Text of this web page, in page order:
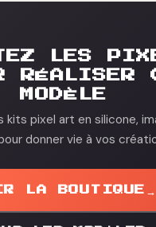
LES
RÉALISER
MODÈLE
kits pixel art en silicone,
donner vie à vos
LA BOUTIQUE →